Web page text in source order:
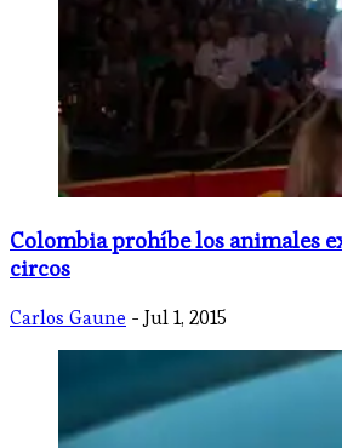
Colombia prohíbe los animales
circos
Carlos Gaune - Jul 1, 2015